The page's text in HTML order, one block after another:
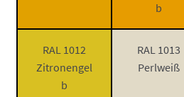
b
RAL 1012
Zitronengel
b
RAL 1013
Perlweiß